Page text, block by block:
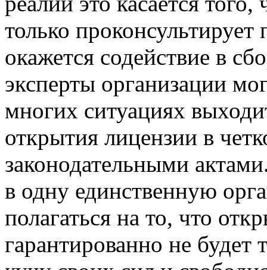
только
окажется содействие в
эксперты организации
многих ситуациях
открытия лицензии в
законодательными
в одну единственную
полагаться на то, что
гарантированно не